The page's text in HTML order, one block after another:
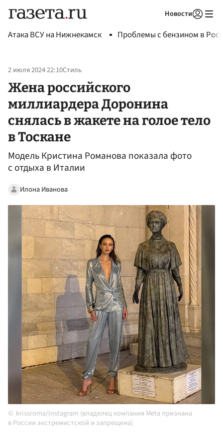
Новости
Атака ВСУ на Нижнекамск Проблемы с бензином в
2 июля 2024 22:10Стиль
Жена российского
миллиардера Доронина
снялась в жакете на голое тело
в Тоскане
Модель Кристина Романова показала фото
с отдыха в Италии
Илона Иванова
krissroma/Instagram (владелец компания Meta признана
в России экстремистской и запрещена)